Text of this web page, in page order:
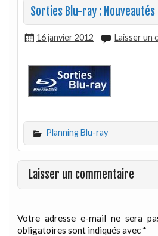
Sorties Blu-ray : Nouveautés
16 janvier 2012 Laisser un
Planning Blu-ray
Laisser un commentaire
Votre adresse e-mail ne sera
obligatoires sont indiqués avec *